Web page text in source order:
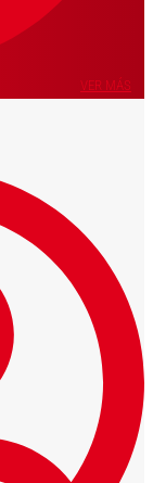
VER MÁS